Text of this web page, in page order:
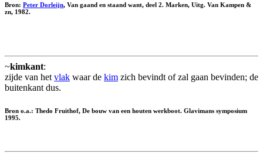
Bron: Peter Dorleijn, Van gaand en staand want, deel 2. Marken, Uitg. Van Kampen &
zn, 1982.
~kimkant:
zijde van het vlak waar de kim zich bevindt of zal gaan bevinden; de
buitenkant dus.
Bron o.a.: Thedo Fruithof, De bouw van een houten werkboot. Glavimans symposium
1995.